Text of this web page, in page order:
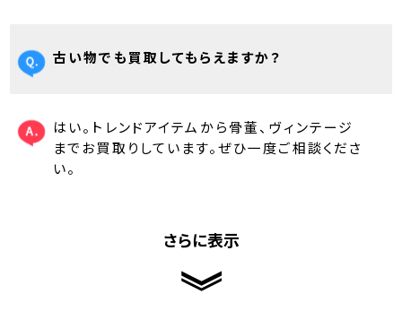
古い物でも買取してもらえますか？
はい。トレンドアイテムから骨董、ヴィンテージ
までお買取りしています。ぜひ一度ご相談くださ
い。
さらに表示